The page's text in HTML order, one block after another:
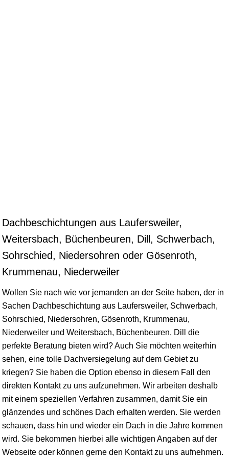
Dachbeschichtungen aus Laufersweiler,
Weitersbach, Büchenbeuren, Dill, Schwerbach,
Sohrschied, Niedersohren oder Gösenroth,
Krummenau, Niederweiler
Wollen Sie nach wie vor jemanden an der Seite haben, der in
Sachen Dachbeschichtung aus Laufersweiler, Schwerbach,
Sohrschied, Niedersohren, Gösenroth, Krummenau,
Niederweiler und Weitersbach, Büchenbeuren, Dill die
perfekte Beratung bieten wird? Auch Sie möchten weiterhin
sehen, eine tolle Dachversiegelung auf dem Gebiet zu
kriegen? Sie haben die Option ebenso in diesem Fall den
direkten Kontakt zu uns aufzunehmen. Wir arbeiten deshalb
mit einem speziellen Verfahren zusammen, damit Sie ein
glänzendes und schönes Dach erhalten werden. Sie werden
schauen, dass hin und wieder ein Dach in die Jahre kommen
wird. Sie bekommen hierbei alle wichtigen Angaben auf der
Webseite oder können gerne den Kontakt zu uns aufnehmen.